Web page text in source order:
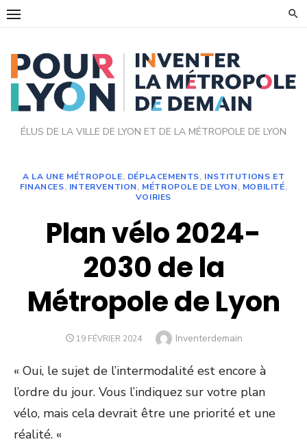
Skip
ÉLUS DE LA VILLE DE LYON ET DE LA MÉTROPOLE DE LYON
A LA UNE MÉTROPOLE, DÉPLACEMENTS, INSTITUTIONS ET
FINANCES, INTERVENTION, MÉTROPOLE DE LYON, MOBILITÉ,
VOIRIES
Plan vélo 2024-
2030 de la
Métropole de Lyon
POSTED
19 FÉVRIER 2024 Author
Inventerdemain
« Oui, le sujet de l’intermodalité est encore à
l’ordre du jour. Vous l’indiquez sur votre plan
vélo, mais cela devrait être une priorité et une
réalité. «